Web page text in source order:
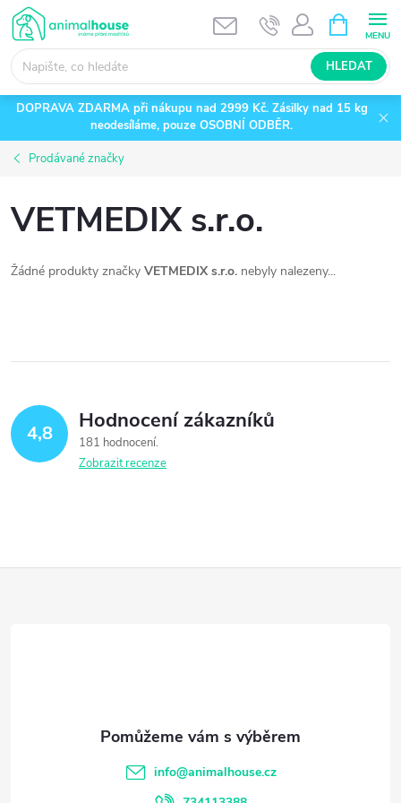
Přejít
na
obsah
HLEDAT
NÁKUPNÍ
KOŠÍK
DOPRAVA ZDARMA při nákupu nad 2999 Kč. Zásilky nad 15 kg
neodesíláme, pouze OSOBNÍ ODBĚR.
Prodávané značky
VETMEDIX s.r.o.
Žádné produkty značky VETMEDIX s.r.o. nebyly nalezeny...
4,8 Hodnocení zákazníků
181 hodnocení
Zobrazit recenze
info@animalhouse.cz